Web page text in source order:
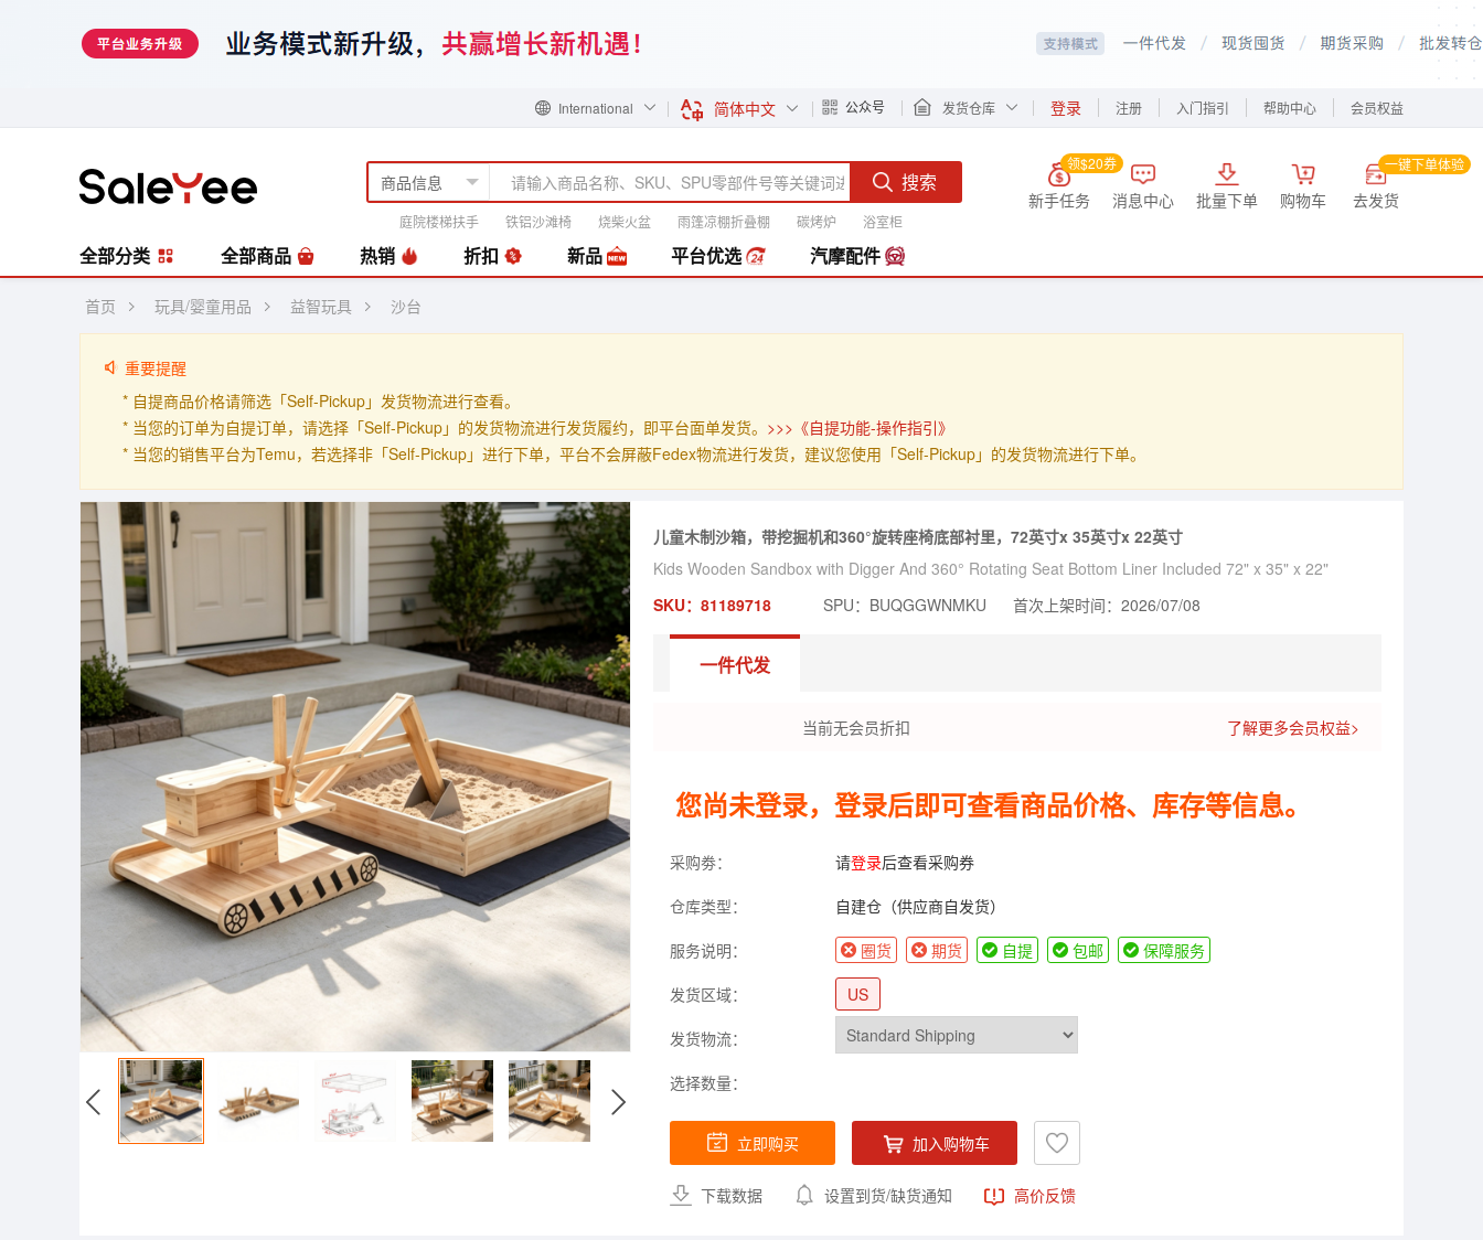
International 简体中文 公众号 发货仓库 登录 注册 入门指引 帮助中心 会员权益
搜索
庭院楼梯扶手 铁铝沙滩椅 烧柴火盆 雨篷凉棚折叠棚 碳烤炉
浴室柜
风扇
编藤套装
新手任务
领$20券
消息中心 批量下单 购物车 去发货
一键下单体验
全部分类 全部商品 热销 折扣 新品 平台优选 汽摩配件
首页 玩具/婴童用品 益智玩具 沙台
重要提醒
* 自提商品价格请筛选「Self-Pickup」发货物流进行查看。
* 当您的订单为自提订单，请选择「Self-Pickup」的发货物流进行发货履约，即平台面单发货。 >>>《自提功能-操作指引》
* 当您的销售平台为Temu，若选择非「Self-Pickup」进行下单，平台不会屏蔽Fedex物流进行发货，建议您使用「Self-Pickup」的发货物流进行下单。
儿童木制沙箱，带挖掘机和360°旋转座椅底部衬里，72英寸x 35英寸x 22英寸
Kids Wooden Sandbox with Digger And 360° Rotating Seat Bottom Liner Included 72" x 35" x 22"
SKU：81189718
SPU：BUQGGWNMKU 首次上架时间：2026/07/08
一件代发
当前无会员折扣 了解更多会员权益>
您尚未登录，登录后即可查看商品价格、库存等信息。
采购劵： 请登录后查看采购券
仓库类型：
自建仓（供应商自发货）
服务说明：
圈货 期货 自提 包邮
保障服务
发货区域：
US
发货物流：
选择数量：
立即购买 加入购物车
下载数据 设置到货/缺货通知 高价反馈